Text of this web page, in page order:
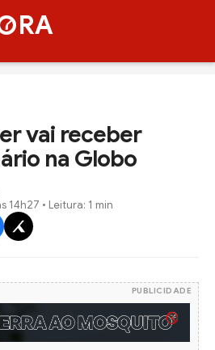
RA
vai receber
na Globo
14h27 • Leitura: 1 min
PUBLICIDADE